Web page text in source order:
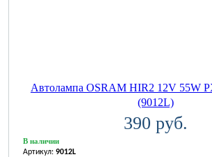
Автолампа OSRAM HIR2 12V 55W
(9012L)
390 руб.
В наличии
Артикул: 9012L